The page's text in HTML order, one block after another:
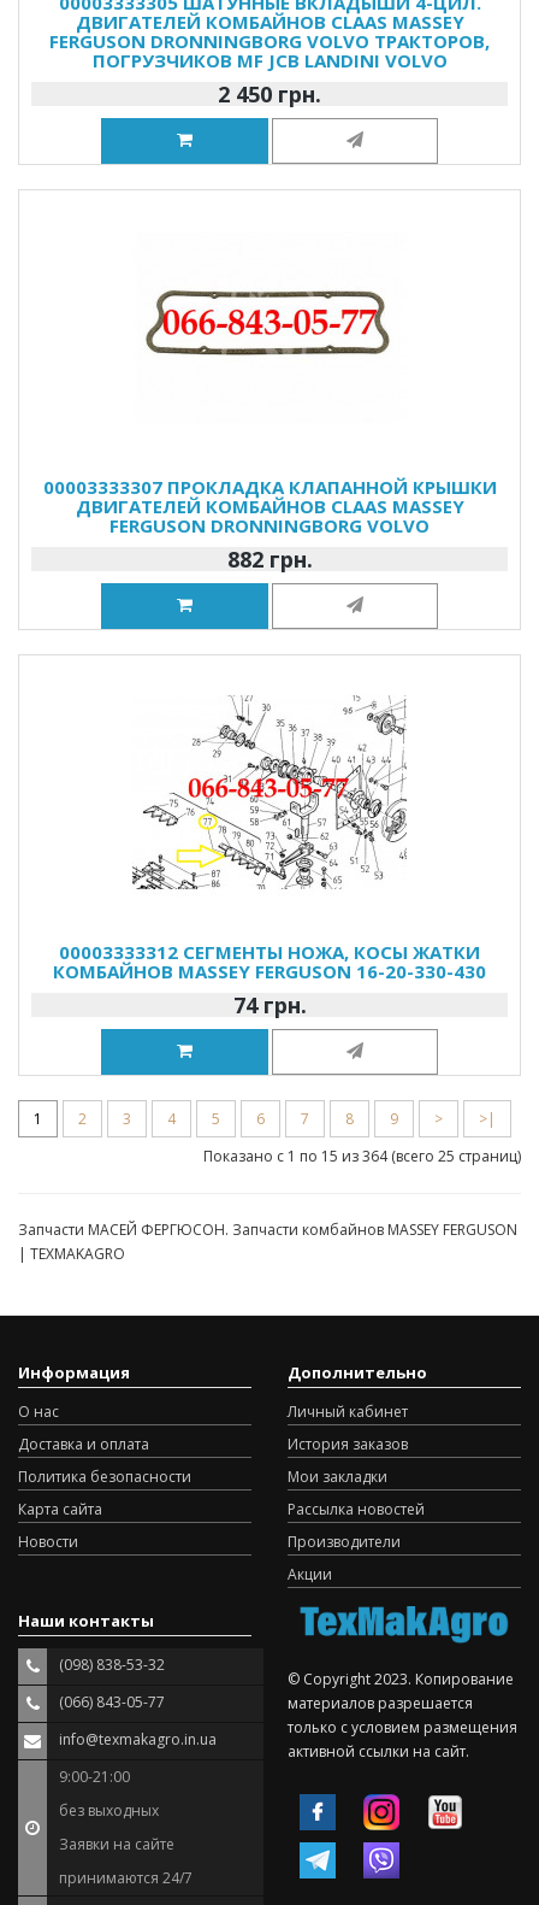
ДВИГАТЕЛЕЙ КОМБАЙНОВ CLAAS MASSEY
FERGUSON DRONNINGBORG VOLVO ТРАКТОРОВ,
ПОГРУЗЧИКОВ MF JCB LANDINI VOLVO
2 450 грн.
00003333307 ПРОКЛАДКА КЛАПАННОЙ КРЫШКИ
ДВИГАТЕЛЕЙ КОМБАЙНОВ CLAAS MASSEY
FERGUSON DRONNINGBORG VOLVO
882 грн.
00003333312 СЕГМЕНТЫ НОЖА, КОСЫ ЖАТКИ
КОМБАЙНОВ MASSEY FERGUSON 16-20-330-430
74 грн.
1 2 3 4 5 6 7 8 9 >
>|
Показано с 1 по 15 из 364 (всего 25 страниц)
Запчасти МАСЕЙ ФЕРГЮСОН. Запчасти комбайнов MASSEY FERGUSON
| TEXMAKAGRO
Информация
О нас
Доставка и оплата
Политика безопасности
Карта сайта
Новости
Дополнительно
Личный кабинет
История заказов
Мои закладки
Рассылка новостей
Производители
Акции
Наши контакты
(098) 838-53-32
(066) 843-05-77
info@texmakagro.in.ua
9:00-21:00
без выходных
Заявки на сайте
принимаются 24/7
© Copyright 2023. Копирование
материалов разрешается
только с условием размещения
активной ссылки на сайт.